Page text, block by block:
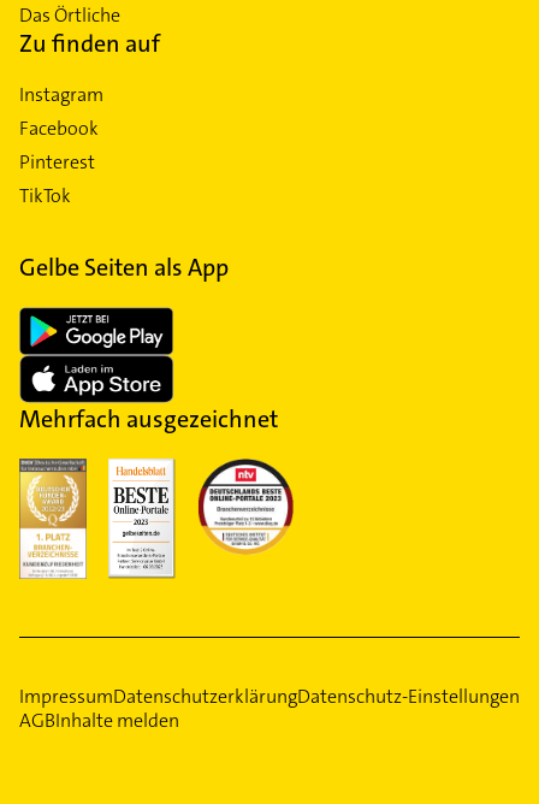
Das Örtliche
Zu finden auf
Instagram
Facebook
Pinterest
TikTok
Gelbe Seiten als App
Mehrfach ausgezeichnet
ImpressumDatenschutzerklärungDatenschutz-Einstellungen
AGBInhalte melden